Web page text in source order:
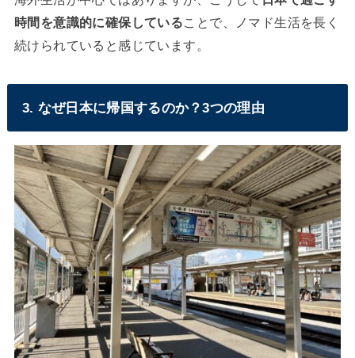
時間を意識的に確保していることで、ノマド生活を長く
続けられていると感じています。
3. なぜ日本に帰国するのか？3つの理由